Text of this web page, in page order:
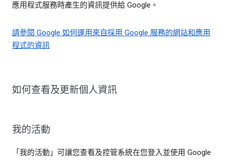
應用程式服務時產生的資訊提供給 Google。
請參閱 Google 如何運用來自採用 Google 服務的網站和應用
程式的資訊
如何查看及更新個人資訊
我的活動
「我的活動」可讓您查看及控管系統在您登入並使用 Google